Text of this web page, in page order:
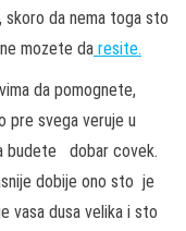
skoro da nema toga sto
mozete da resite.
da pomognete,
pre svega veruje u
budete dobar covek.
dobije ono sto je
vasa dusa velika i sto